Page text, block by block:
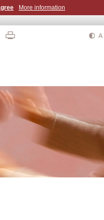
More information